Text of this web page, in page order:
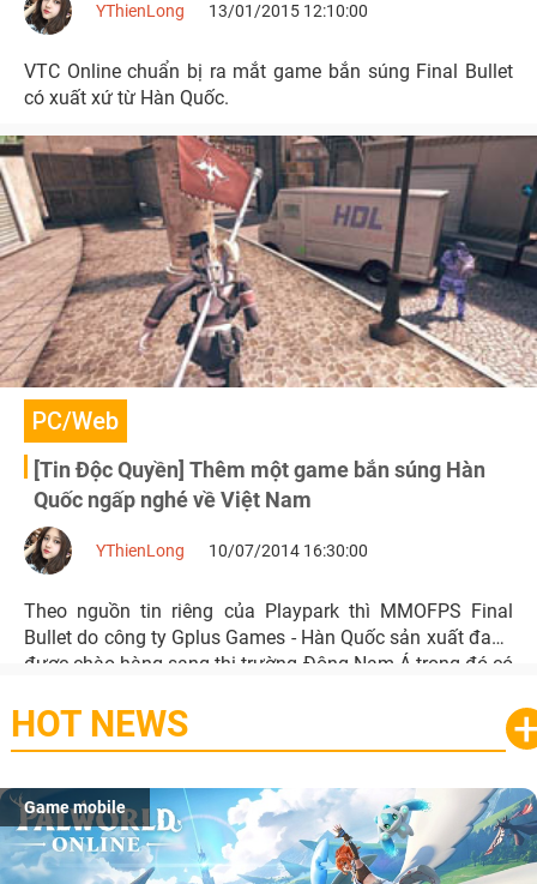
YThienLong 13/01/2015 12:10:00
VTC Online chuẩn bị ra mắt game bắn súng Final Bullet
có xuất xứ từ Hàn Quốc.
PC/Web
[Tin Độc Quyền] Thêm một game bắn súng Hàn
Quốc ngấp nghé về Việt Nam
YThienLong 10/07/2014 16:30:00
Theo nguồn tin riêng của Playpark thì MMOFPS Final
Bullet do công ty Gplus Games - Hàn Quốc sản xuất đang
được chào hàng sang thị trường Đông Nam Á trong đó có
HOT NEWS
Game mobile